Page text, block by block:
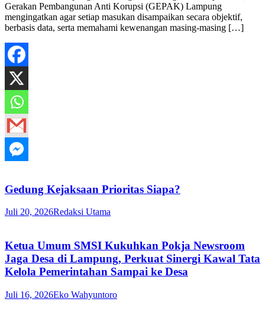
Gerakan Pembangunan Anti Korupsi (GEPAK) Lampung
mengingatkan agar setiap masukan disampaikan secara objektif,
berbasis data, serta memahami kewenangan masing-masing […]
Gedung Kejaksaan Prioritas Siapa?
Juli 20, 2026Redaksi Utama
Ketua Umum SMSI Kukuhkan Pokja Newsroom
Jaga Desa di Lampung, Perkuat Sinergi Kawal Tata
Kelola Pemerintahan Sampai ke Desa
Juli 16, 2026Eko Wahyuntoro